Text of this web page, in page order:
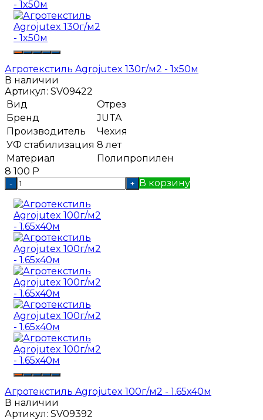
Агротекстиль Agrojutex 130г/м2 - 1x50м
В наличии
Артикул: SV09422
Вид
Отрез
Бренд
JUTA
Производитель
Чехия
УФ стабилизация 8 лет
Материал
Полипропилен
8 100 Р
- + В корзину
Агротекстиль Agrojutex 100г/м2 - 1.65x40м
В наличии
Артикул: SV09392